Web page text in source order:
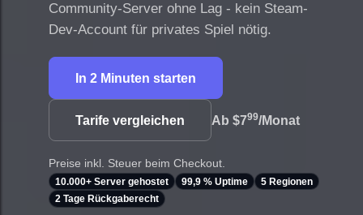
Community-Server ohne Lag - kein Steam-
Dev-Account für privates Spiel nötig.
In 2 Minuten starten
Tarife vergleichen Ab $799/Monat
Preise inkl. Steuer beim Checkout.
10.000+ Server gehostet 99,9 % Uptime
5 Regionen
2 Tage Rückgaberecht